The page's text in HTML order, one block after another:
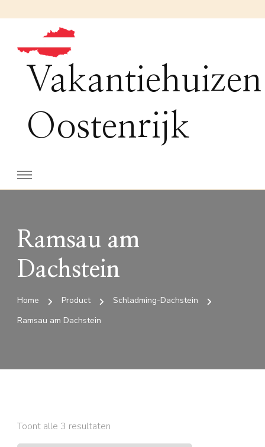
Vakantiehuizen
Oostenrijk
Ramsau am
Dachstein
Home Product
Schladming-Dachstein
Ramsau am Dachstein
Toont alle 3 resultaten